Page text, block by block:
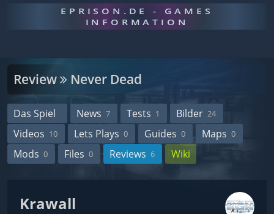
EPRISON.DE - GAMES
INFORMATION
Review Never Dead
Das Spiel News 7 Tests 1 Bilder 24
Videos 10 Lets Plays 0 Guides 0 Maps 0
Mods 0 Files 0 Reviews 6 Wiki
Krawall